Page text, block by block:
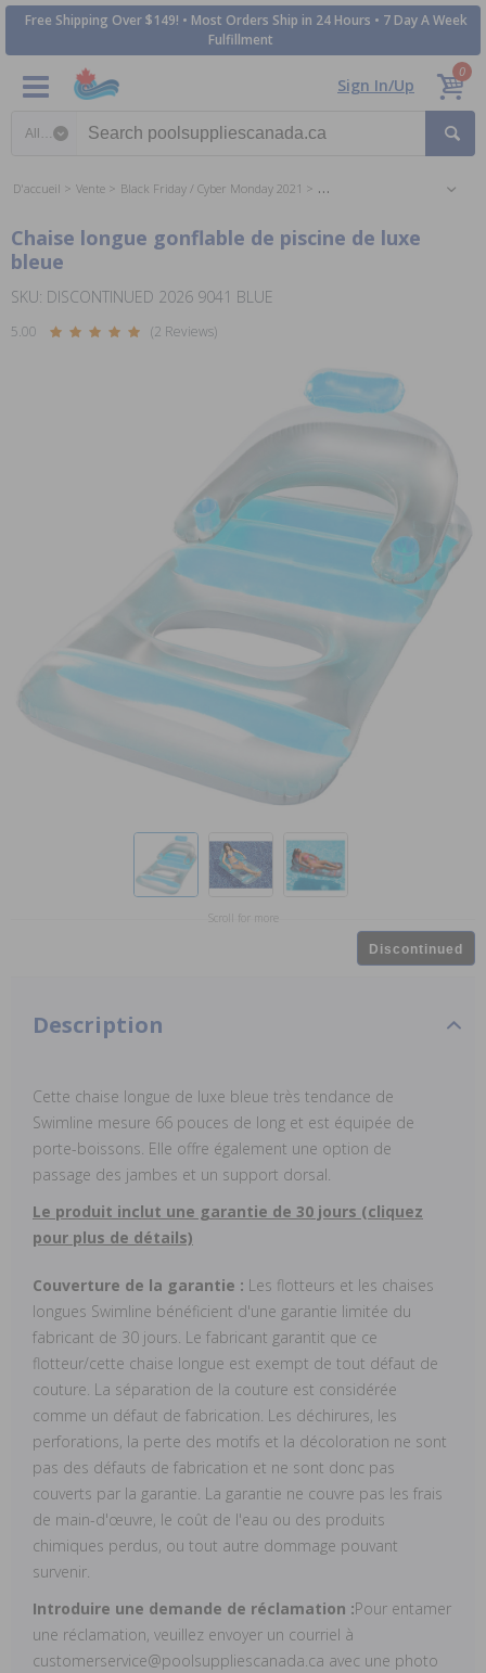
Free Shipping Over $149! • Most Orders Ship in 24 Hours • 7 Day A Week
Fulfillment
Sign In/Up
0
D'accueil Vente Black Friday / Cyber Monday 2021 Pre Black Friday Toy Deals 2021
Chaise longue gonflable de piscine de luxe
bleue
SKU: DISCONTINUED 2026 9041 BLUE
5.00 (2 Reviews)
Scroll for more
Discontinued
Description
Cette chaise longue de luxe bleue très tendance de
Swimline mesure 66 pouces de long et est équipée de
porte-boissons. Elle offre également une option de
passage des jambes et un support dorsal.
Le produit inclut une garantie de 30 jours (cliquez
pour plus de détails)
Couverture de la garantie : Les flotteurs et les chaises
longues Swimline bénéficient d'une garantie limitée du
fabricant de 30 jours. Le fabricant garantit que ce
flotteur/cette chaise longue est exempt de tout défaut de
couture. La séparation de la couture est considérée
comme un défaut de fabrication. Les déchirures, les
perforations, la perte des motifs et la décoloration ne sont
pas des défauts de fabrication et ne sont donc pas
couverts par la garantie. La garantie ne couvre pas les frais
de main-d'œuvre, le coût de l'eau ou des produits
chimiques perdus, ou tout autre dommage pouvant
survenir.
Introduire une demande de réclamation :Pour entamer
une réclamation, veuillez envoyer un courriel à
customerservice@poolsuppliescanada.ca avec une photo